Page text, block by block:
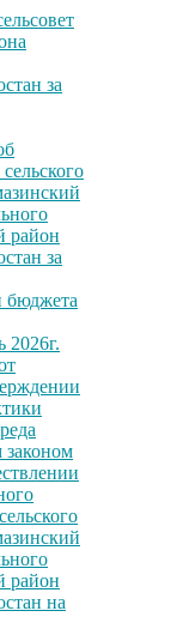
за
район
за
бюджета
2026г.
район
на